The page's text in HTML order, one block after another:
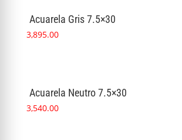
Acuarela Gris 7.5×30
3,895.00
Acuarela Neutro 7.5×30
3,540.00